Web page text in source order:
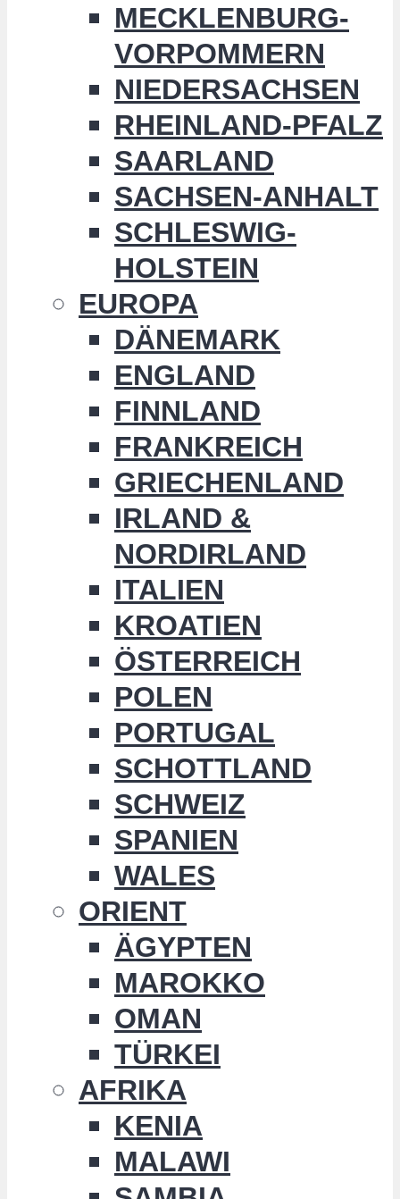
MECKLENBURG-
VORPOMMERN
NIEDERSACHSEN
RHEINLAND-PFALZ
SAARLAND
SACHSEN-ANHALT
SCHLESWIG-
HOLSTEIN
EUROPA
DÄNEMARK
ENGLAND
FINNLAND
FRANKREICH
GRIECHENLAND
IRLAND &
NORDIRLAND
ITALIEN
KROATIEN
ÖSTERREICH
POLEN
PORTUGAL
SCHOTTLAND
SCHWEIZ
SPANIEN
WALES
ORIENT
ÄGYPTEN
MAROKKO
OMAN
TÜRKEI
AFRIKA
KENIA
MALAWI